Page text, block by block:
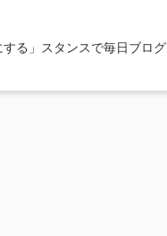
る」スタンスで毎日ブログ